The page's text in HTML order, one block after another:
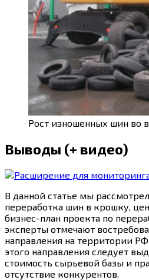
Рост изношенных шин во
Выводы (+ видео)
В данной статье мы
переработка шин в крошку,
бизнес-план проекта по
эксперты отмечают
направления на территории
этого направления следует
стоимость сырьевой базы и
отсутствие конкурентов.